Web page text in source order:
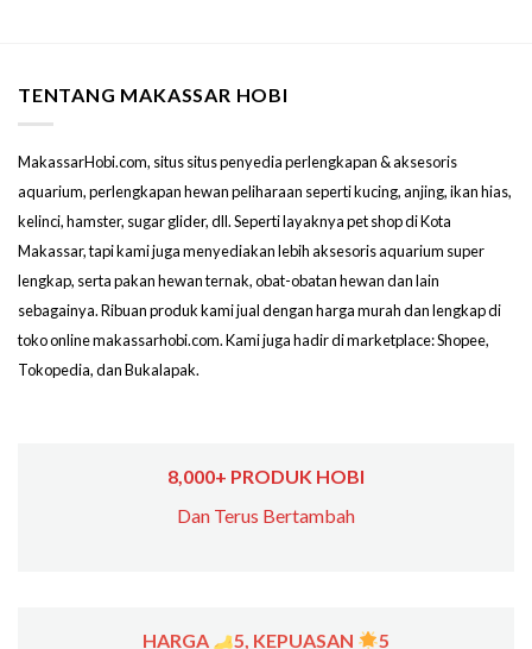
TENTANG MAKASSAR HOBI
MakassarHobi.com, situs situs penyedia perlengkapan & aksesoris
aquarium, perlengkapan hewan peliharaan seperti kucing, anjing, ikan hias,
kelinci, hamster, sugar glider, dll. Seperti layaknya pet shop di Kota
Makassar, tapi kami juga menyediakan lebih aksesoris aquarium super
lengkap, serta pakan hewan ternak, obat-obatan hewan dan lain
sebagainya. Ribuan produk kami jual dengan harga murah dan lengkap di
toko online makassarhobi.com. Kami juga hadir di marketplace: Shopee,
Tokopedia, dan Bukalapak.
8,000+ PRODUK HOBI
Dan Terus Bertambah
HARGA 5, KEPUASAN 5